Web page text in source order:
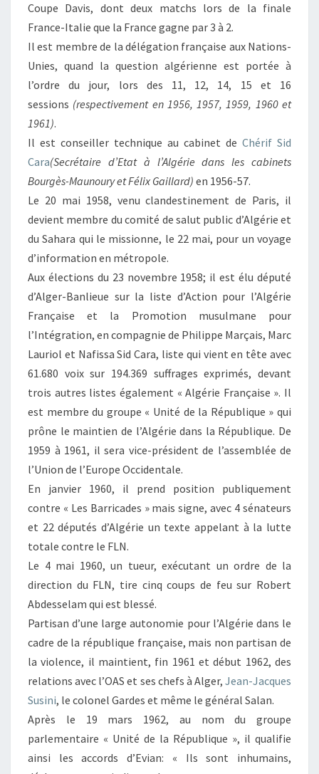
Coupe Davis, dont deux matchs lors de la finale
France-Italie que la France gagne par 3 à 2.
Il est membre de la délégation française aux Nations-
Unies, quand la question algérienne est portée à
l’ordre du jour, lors des 11, 12, 14, 15 et 16
sessions (respectivement en 1956, 1957, 1959, 1960 et
1961).
Il est conseiller technique au cabinet de Chérif Sid
Cara(Secrétaire d’Etat à l’Algérie dans les cabinets
Bourgès-Maunoury et Félix Gaillard) en 1956-57.
Le 20 mai 1958, venu clandestinement de Paris, il
devient membre du comité de salut public d’Algérie et
du Sahara qui le missionne, le 22 mai, pour un voyage
d’information en métropole.
Aux élections du 23 novembre 1958; il est élu député
d’Alger-Banlieue sur la liste d’Action pour l’Algérie
Française et la Promotion musulmane pour
l’Intégration, en compagnie de Philippe Marçais, Marc
Lauriol et Nafissa Sid Cara, liste qui vient en tête avec
61.680 voix sur 194.369 suffrages exprimés, devant
trois autres listes également « Algérie Française ». Il
est membre du groupe « Unité de la République » qui
prône le maintien de l’Algérie dans la République. De
1959 à 1961, il sera vice-président de l’assemblée de
l’Union de l’Europe Occidentale.
En janvier 1960, il prend position publiquement
contre « Les Barricades » mais signe, avec 4 sénateurs
et 22 députés d’Algérie un texte appelant à la lutte
totale contre le FLN.
Le 4 mai 1960, un tueur, exécutant un ordre de la
direction du FLN, tire cinq coups de feu sur Robert
Abdesselam qui est blessé.
Partisan d’une large autonomie pour l’Algérie dans le
cadre de la république française, mais non partisan de
la violence, il maintient, fin 1961 et début 1962, des
relations avec l’OAS et ses chefs à Alger, Jean-Jacques
Susini, le colonel Gardes et même le général Salan.
Après le 19 mars 1962, au nom du groupe
parlementaire « Unité de la République », il qualifie
ainsi les accords d’Evian: « Ils sont inhumains,